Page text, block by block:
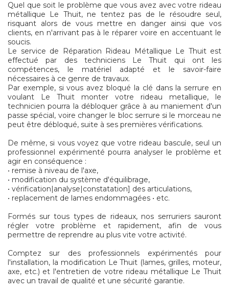
Quel que soit le problème que vous avez avec votre rideau
métallique Le Thuit, ne tentez pas de le résoudre seul,
risquant alors de vous mettre en danger ainsi que vos
clients, en n'arrivant pas à le réparer voire en accentuant le
soucis.
Le service de Réparation Rideau Métallique Le Thuit est
effectué par des techniciens Le Thuit qui ont les
compétences, le matériel adapté et le savoir-faire
nécessaires à ce genre de travaux.
Par exemple, si vous avez bloqué la clé dans la serrure en
voulant Le Thuit monter votre rideau metallique, le
technicien pourra la débloquer grâce à au maniement d'un
passe spécial, voire changer le bloc serrure si le morceau ne
peut être débloqué, suite à ses premières vérifications.
De même, si vous voyez que votre rideau bascule, seul un
professionnel expérimenté pourra analyser le problème et
agir en conséquence :
• remise à niveau de l'axe,
• modification du système d'équilibrage,
• vérification|analyse|constatation] des articulations,
• replacement de lames endommagées • etc.
Formés sur tous types de rideaux, nos serruriers sauront
régler votre problème et rapidement, afin de vous
permettre de reprendre au plus vite votre activité.
Comptez sur des professionnels expérimentés pour
l'installation, la modification Le Thuit (lames, grilles, moteur,
axe, etc.) et l'entretien de votre rideau métallique Le Thuit
avec un travail de qualité et une sécurité garantie.